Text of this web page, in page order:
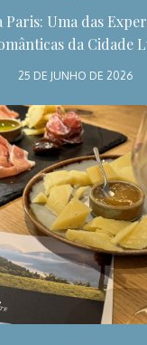
Uma das
da Cidade
25 DE JUNHO DE 2026